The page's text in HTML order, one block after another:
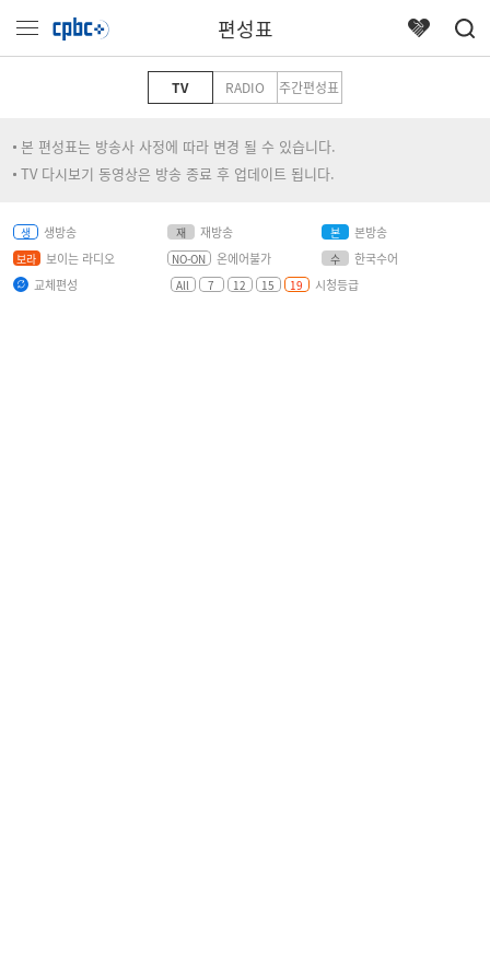
편성표
TV RADIO 주간편성표
본 편성표는 방송사 사정에 따라 변경 될 수 있습니다.
TV 다시보기 동영상은 방송 종료 후 업데이트 됩니다.
생 생방송 재 재방송 본 본방송
보라 보이는 라디오 NO-ON 온에어불가 수
한국수어
교체편성
All 7 12 15 19 시청등급